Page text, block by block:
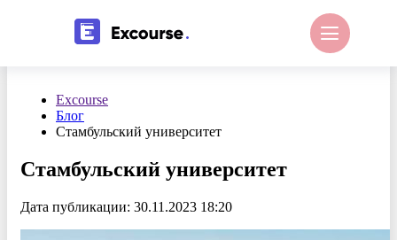
Excourse
Блог
Стамбульский университет
Стамбульский университет
Дата публикации: 30.11.2023 18:20